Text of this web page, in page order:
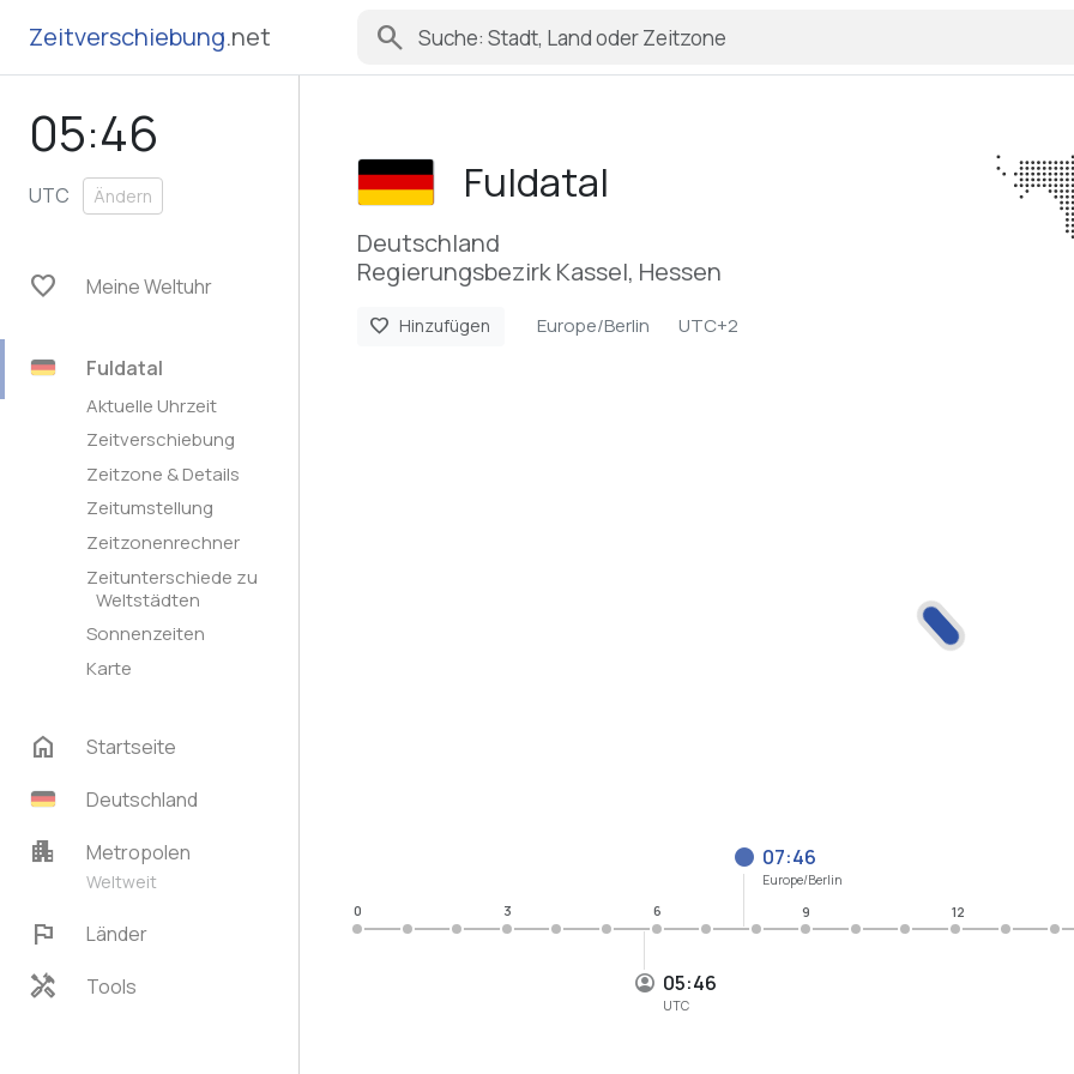
Zeitverschiebung.net search
05:46
UTC Ändern
favorite Meine Weltuhr
Fuldatal
Aktuelle Uhrzeit
Zeitverschiebung
Zeitzone & Details
Zeitumstellung
Zeitzonenrechner
Zeitunterschiede zu
Weltstädten
Sonnenzeiten
Karte
home
Startseite
Deutschland
apartment Metropolen
Weltweit
flag Länder
handyman Tools
Fuldatal
Deutschland
Regierungsbezirk Kassel, Hessen
favorite Hinzufügen Europe/Berlin UTC+2
05:46
UTC
07:46
Europe/Berlin
0 3 6 9 12